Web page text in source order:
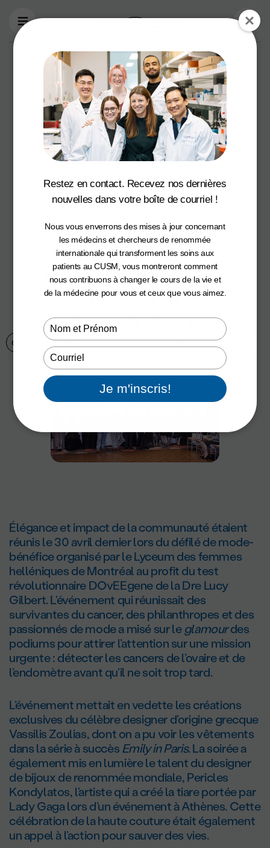
Aller au contenu principal
Le Lyceum des
femmes
helléniques de
Montréal amasse
150 000 $ pour le
test
révolutionnaire
DOvEEgene lors
d’une soirée
célébrant la mode,
l’espoir et
l’innovation
Communauté du CUSM Santé des femmes 26 mai 2025
Élégance et impact de la communauté étaient
réunis le 30 avril dernier lors du défilé de mode-
bénéfice organisé par le Lyceum des femmes
helléniques de Montréal au profit du test
révolutionnaire DOvEEgene de la Dre Lucy
Gilbert. L’événement qui réunissait des
survivantes du cancer, des philanthropes et des
passionnés de mode a misé sur leglamourdes
podiums pour attirer l’attention sur une mission
urgente : détecter les cancers de l’ovaire et de
l’endomètre avant qu’il ne soit trop tard.
L’événement mettait en vedette les créations
exclusives du célèbre designer d’origine grecque
Vassilis Zoulias, dont on a pu voir les vêtements
dans la série à succèsEmily in Paris. La soirée a
également mis en lumière le talent du designer
de bijoux de renommée mondiale, Pericles
Kondylatos, l’artiste qui a créé la tiare portée par
Lady Gaga lors d’un événement à Athènes. Cette
célébration de la haute couture était également
un appel à l’action pour sauver des vies.
Restez en contact. Recevez nos dernières
nouvelles dans votre boîte de courriel !
Nous vous enverrons des mises à jour concernant
les médecins et chercheurs de renommée
internationale qui transforment les soins aux
patients au CUSM, vous montreront comment
nous contribuons à changer le cours de la vie et
de la médecine pour vous et ceux que vous aimez.
Type
your
name
Type
your
email
Je m'inscris!